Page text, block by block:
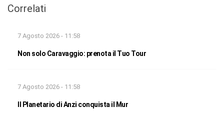
Correlati
7 Agosto 2026 - 11:58
Non solo Caravaggio: prenota il Tuo Tour
7 Agosto 2026 - 11:58
Il Planetario di Anzi conquista il Mur